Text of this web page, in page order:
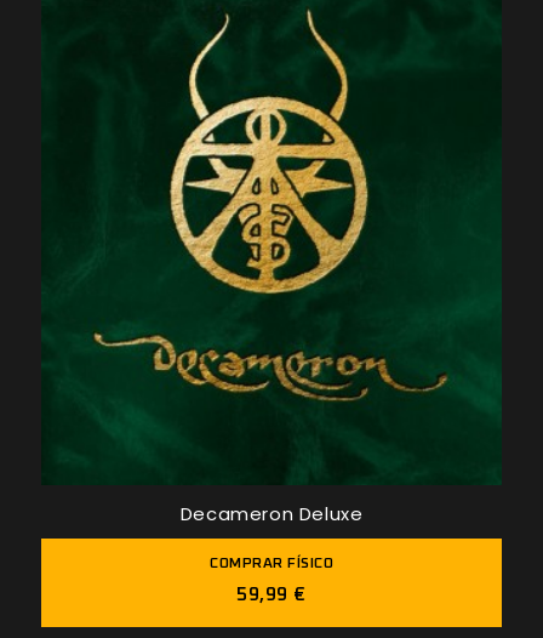
Decameron Deluxe
COMPRAR FÍSICO
59,99 €